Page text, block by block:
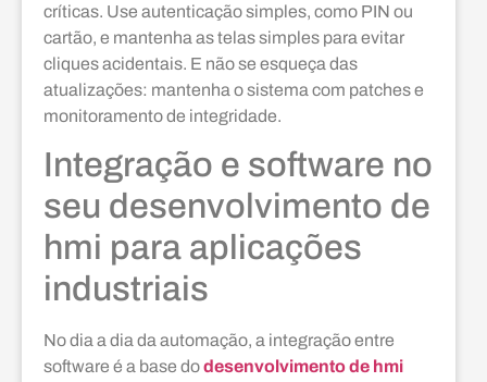
críticas. Use autenticação simples, como PIN ou
cartão, e mantenha as telas simples para evitar
cliques acidentais. E não se esqueça das
atualizações: mantenha o sistema com patches e
monitoramento de integridade.
Integração e software no
seu desenvolvimento de
hmi para aplicações
industriais
No dia a dia da automação, a integração entre
software é a base dodesenvolvimento de hmi